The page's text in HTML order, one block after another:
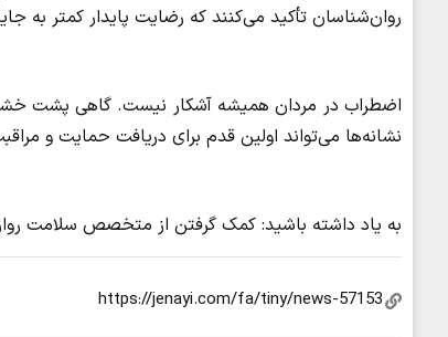
روان‌شناسان تأکید می‌کنند که رضایت پایدار کمتر به
اضطراب در مردان همیشه آشکار نیست. گاهی پشت
نشانه‌ها می‌تواند اولین قدم برای دریافت حمایت و
به یاد داشته باشید: کمک گرفتن از متخصص سلامت